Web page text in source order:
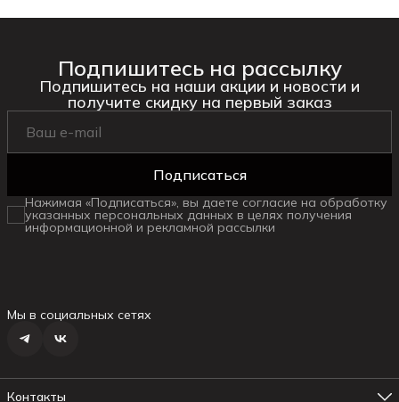
Подпишитесь на рассылку
Подпишитесь на наши акции и новости и
получите скидку на первый заказ
Подписаться
Нажимая «Подписаться», вы даете согласие на обработку
указанных персональных данных в целях получения
информационной и рекламной рассылки
Мы в социальных сетях
Контакты